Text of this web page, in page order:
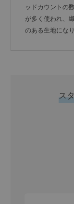
ッドカウントの
が多く使われ、
のある生地になり
ス